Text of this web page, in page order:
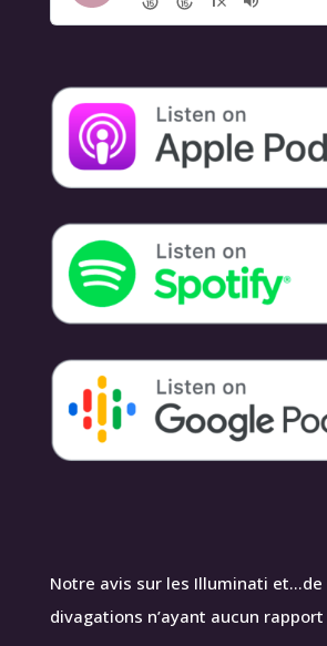
Notre avis sur les Illuminati et…de
divagations n’ayant aucun